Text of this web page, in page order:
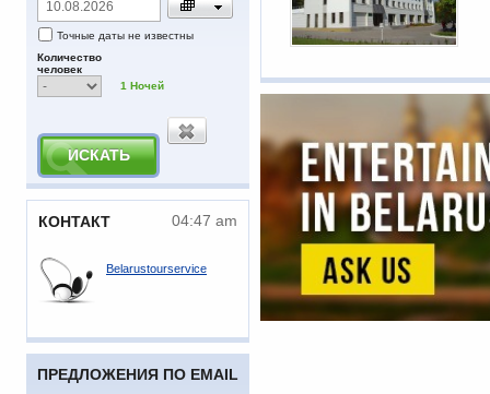
Точные даты не известны
Количество
человек
1 Ночей
КОНТАКТ 04:47 am
Belarustourservice
ПРЕДЛОЖЕНИЯ ПО EMAIL